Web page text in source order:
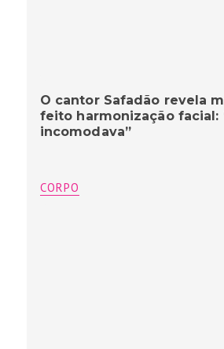
O cantor Safadão revela
feito harmonização facial:
incomodava”
CORPO